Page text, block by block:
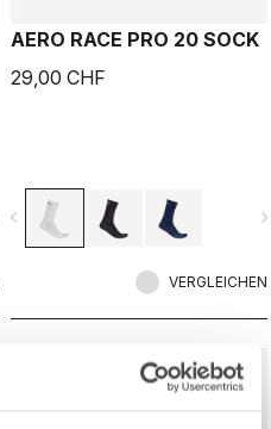
AERO RACE PRO 20 SOCK
29,00 CHF
navigate_before
VERGLEICHEN